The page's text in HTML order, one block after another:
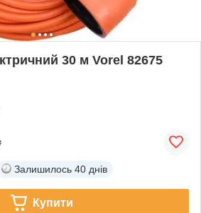
30 м Vorel 82675
Залишилось 40 днів
Купити